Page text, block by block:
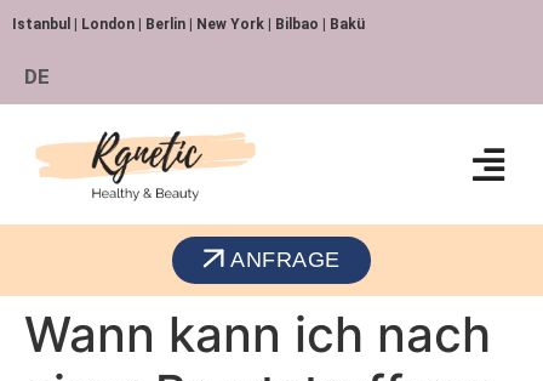
Istanbul | London | Berlin | New York | Bilbao | Bakü
DE
ANFRAGE
Wann kann ich nach